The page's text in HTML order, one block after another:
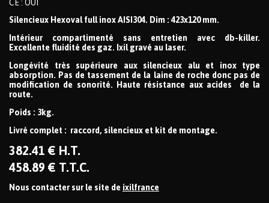
CE : OUI
Silencieux Hexoval full inox AISI304. Dim : 423x120 mm.
Intérieur compartimenté sans entretien avec db-killer.
Excellente fluidité des gaz. Ixil gravé au laser.
Longévité très supérieure aux silencieux alu et inox type
absorption. Pas de tassement de la laine de roche donc pas de
modification de sonorité. Haute résistance aux acides de la
route.
Poids : 3kg.
Livré complet : raccord, silencieux et kit de montage.
382.41 € H.T.
458.89 € T.T.C.
Nous contacter sur le site de ixilfrance